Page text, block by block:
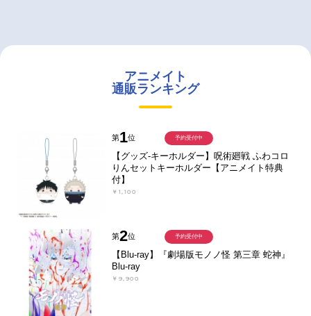
アニメイト
通販ランキング
第1位
【グッズ-キーホルダー】呪術廻戦 ふわコロ
りんセットキーホルダー【アニメイト特典
付】
￥1,100
予約受付中
第2位
【Blu-ray】『劇場版モノノ怪 第三章 蛇神』
Blu-ray
￥9,900
予約受付中